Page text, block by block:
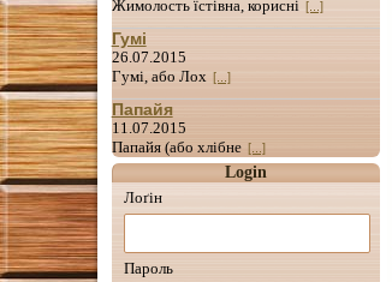
Жимолость їстівна, корисні [...]
Гумі
26.07.2015
Гумі, або Лох [...]
Папайя
11.07.2015
Папайя (або хлібне [...]
Login
Лоґін
Пароль